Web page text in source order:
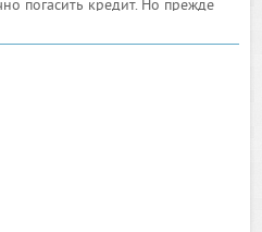
погасить кредит. Но прежде